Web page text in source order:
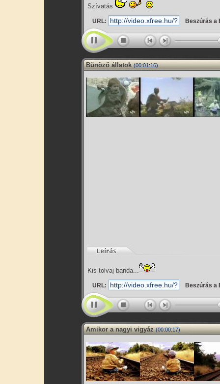
Szívatás
URL: Beszúrás a
Bűnöző állatok (00:01:16)
Kis tolvaj banda...
URL: Beszúrás a
Amikor a nagyi vigyáz (00:00:17)